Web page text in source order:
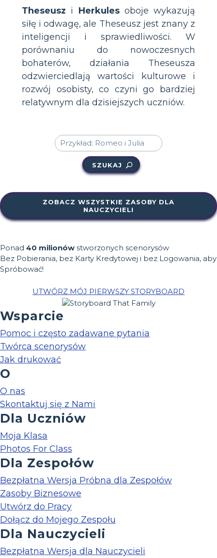
Theseusz i Herkulesoboje wykazują
siłę i odwagę, ale Theseusz jest znany z
inteligencji i sprawiedliwości. W
porównaniu do nowoczesnych
bohaterów, działania Theseusza
odzwierciedlają wartości kulturowe i
rozwój osobisty, co czyni go bardziej
relatywnym dla dzisiejszych uczniów.
SZUKAJ
ZOBACZ WSZYSTKIE ZASOBY DLA
NAUCZYCIELI
Ponad 40 milionów stworzonych scenorysów
Bez Pobierania, bez Karty Kredytowej i bez Logowania, aby
Spróbować!
UTWÓRZ MÓJ PIERWSZY STORYBOARD
Wsparcie
Pomoc i często zadawane pytania
Twórca scenorysów
Jak drukować
O
O nas
Skontaktuj się z Nami
Dla Uczniów
Moja Klasa
Photos For Class
Dla Zespołów
Bezpłatna Wersja Próbna dla Zespołów
Zasoby Biznesowe
Utwórz do Pracy
Dołącz do Mojego Zespołu
Dla Nauczycieli
Bezpłatna Wersja dla Nauczycieli